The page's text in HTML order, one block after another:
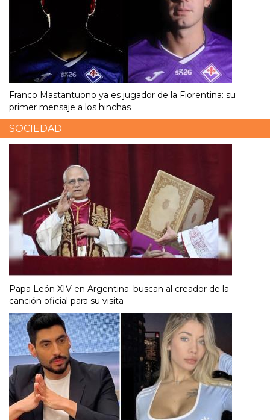
Franco Mastantuono ya es jugador de la Fiorentina: su
primer mensaje a los hinchas
SOCIEDAD
Papa León XIV en Argentina: buscan al creador de la
canción oficial para su visita